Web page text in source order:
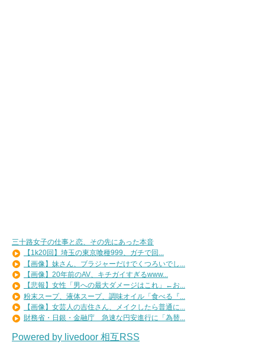
三十路女子の仕事と恋、その先にあった本音
【1k20回】埼玉の東京喰種999、ガチで回...
【画像】妹さん、ブラジャーだけでくつろいでし...
【画像】20年前のAV、キチガイすぎるwww...
【悲報】女性「男への最大ダメージはこれ」←お...
粉末スープ、液体スープ、調味オイル「食べる『...
【画像】女芸人の吉住さん、メイクしたら普通に...
財務省・日銀・金融庁 急速な円安進行に「為替...
Powered by livedoor 相互RSS